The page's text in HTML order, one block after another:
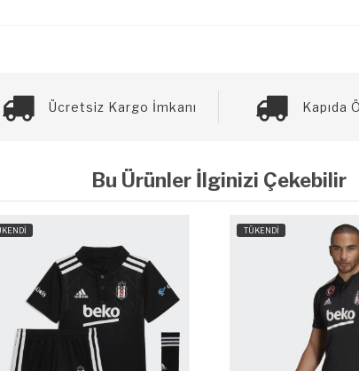
Ücretsiz Kargo İmkanı Kapıda
Bu Ürünler İlginizi Çekebilir
TÜKENDİ